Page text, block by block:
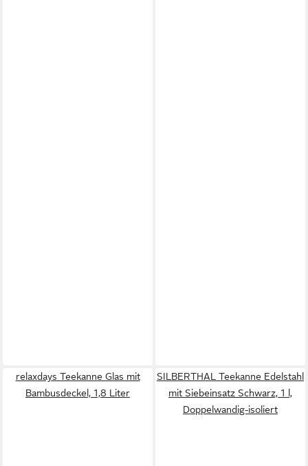
relaxdays Teekanne Glas mit
Bambusdeckel, 1,8 Liter
SILBERTHAL Teekanne Edelstahl
mit Siebeinsatz Schwarz, 1 l,
Doppelwandig-isoliert